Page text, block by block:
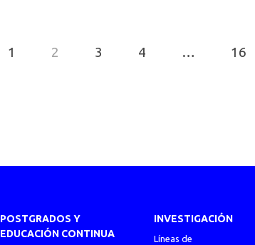
1 2 3 4 … 16
POSTGRADOS Y
EDUCACIÓN CONTINUA
INVESTIGACIÓN
Líneas de